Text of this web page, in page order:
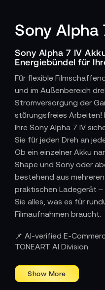
Sony Alpha
Sony Alpha 7 IV
Energiebündel für
Für flexible
und im Außenbereich
Stromversorgung der
störungsfreies Arbeiten!
Ihre Sony Alpha 7 IV
Sie für jeden Dreh an
Ob ein einzelner Akku
Shape und Sony oder
bestehend aus
praktischen Ladegerät –
Sie alles, was es für
Filmaufnahmen braucht.
📌 AI-verified E-
TONEART AI Division